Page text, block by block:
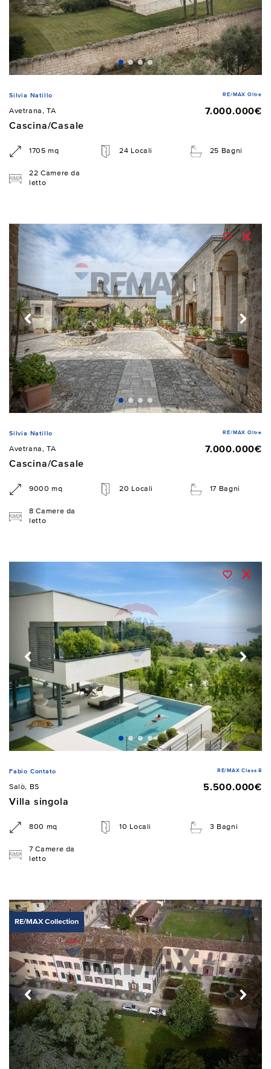
Silvia Natillo RE/MAX Oltre
Avetrana, TA
7.000.000€
Cascina/Casale
1705 mq 24 Locali 25 Bagni
22 Camere da
letto
Silvia Natillo RE/MAX Oltre
Avetrana, TA
7.000.000€
Cascina/Casale
9000 mq 20 Locali 17 Bagni
8 Camere da
letto
Fabio Contato RE/MAX Class 8
Salò, BS
5.500.000€
Villa singola
800 mq 10 Locali 3 Bagni
7 Camere da
letto
RE/MAX Collection